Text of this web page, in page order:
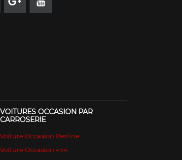
VOITURES OCCASION PAR
CARROSERIE
Voiture Occasion Berline
Voiture Occasion 4x4